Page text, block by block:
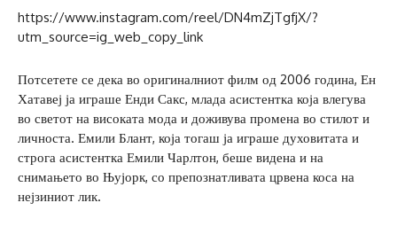
https://www.instagram.com/reel/DN4mZjTgfjX/?
utm_source=ig_web_copy_link
Потсетете се дека во оригиналниот филм од 2006 година, Ен
Хатавеј ја играше Енди Сакс, млада асистентка која влегува
во светот на високата мода и доживува промена во стилот и
личноста. Емили Блант, која тогаш ја играше духовитата и
строга асистентка Емили Чарлтон, беше видена и на
снимањето во Њујорк, со препознатливата црвена коса на
нејзиниот лик.